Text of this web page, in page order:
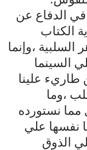
الدفاع عن
الكتاب
،وإنما
السينما
طاريء علينا
،وما
مما نستورده
نفسها علي
الذوق